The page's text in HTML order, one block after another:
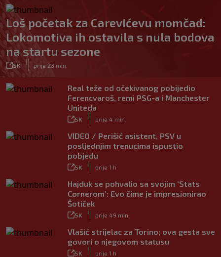
Loš početak za Carevićevu momčad:
Lokomotiva ih ostavila s nula bodova
na startu sezone
SK
|
prije 23 min.
Real teže od očekivanog pobijedio
Ferencvaroš, remi PSG-a i Manchester
Uniteda
SK
|
prije 4 min.
VIDEO / Perišić asistent, PSV u
posljednjim trenucima ispustio
pobjedu
SK
|
prije 1 h
Hajduk se pohvalio sa svojim ‘Stats
Cornerom’: Evo čime je impresionirao
Šotiček
SK
|
prije 49 min.
Vlašić strijelac za Torino; ova gesta sve
govori o njegovom statusu
SK
|
prije 1 h